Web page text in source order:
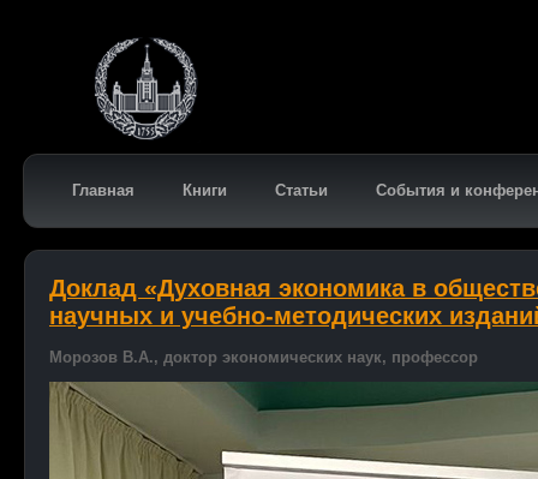
Главная Книги Статьи События и
Доклад «Духовная экономика в
научных и учебно-методических
Морозов В.А., доктор экономических наук, профессор